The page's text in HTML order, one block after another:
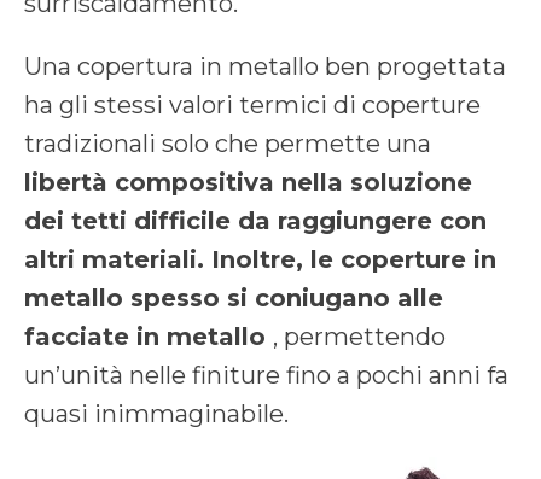
Una copertura in metallo ben progettata
ha gli stessi valori termici di coperture
tradizionali solo che permette una
libertà compositiva nella soluzione
dei tetti difficile da raggiungere con
altri materiali. Inoltre, le coperture in
metallo spesso si coniugano alle
facciate in metallo , permettendo
un’unità nelle finiture fino a pochi anni fa
quasi inimmaginabile.